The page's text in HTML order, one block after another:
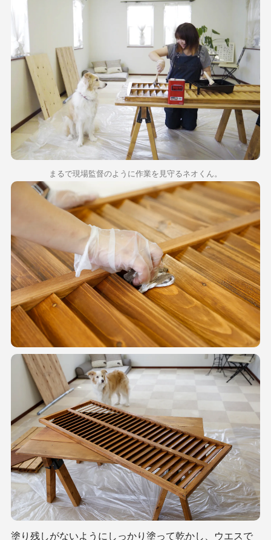
まるで現場監督のように作業を見守るネオくん。
塗り残しがないようにしっかり塗って乾かし、ウエスで